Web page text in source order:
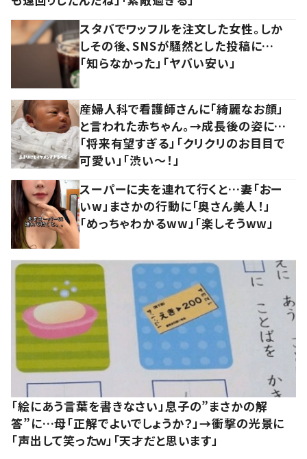
スタバでワッフルを注文した女性。しか
しその後、SNSが騒然とした投稿に…
「知らなかった」「ヤバい安い」
産婦人科で看護師さんに「綺麗なお顔」
と言われた赤ちゃん。→成長後の姿に…
「将来有望すぎる」「クリクリのお目目で
可愛い」「渋い～！」
スーパーに夫を連れて行くと…妻「おー
いw」まさかの行動に「奥さん美人！」
「めっちゃわかるww」「楽しそうww」
「絵にあう言葉を書きなさい」息子の”まさかの解
答”に…母「正解でよいでしょうか？」→衝撃の光景に
「声出して笑ったｗ」「天才だと思います」